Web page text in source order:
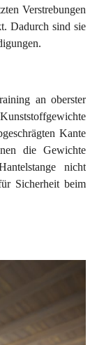
Verstrebungen
Dadurch sind sie
an oberster
Kante
die Gewichte
nicht
Sicherheit beim